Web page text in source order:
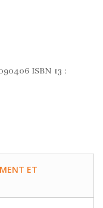
ISBN 13 :
ET